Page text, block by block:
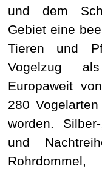
und dem
Gebiet eine
Tieren und
Vogelzug
Europaweit
280
worden.
und